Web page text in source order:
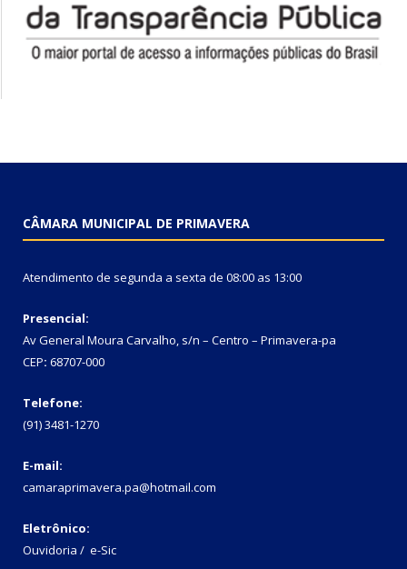
CÂMARA MUNICIPAL DE PRIMAVERA
Atendimento de segunda a sexta de 08:00 as 13:00
Presencial:
Av General Moura Carvalho, s/n – Centro – Primavera-pa
CEP: 68707-000
Telefone:
(91) 3481-1270
E-mail:
camaraprimavera.pa@hotmail.com
Eletrônico:
Ouvidoria / e-Sic